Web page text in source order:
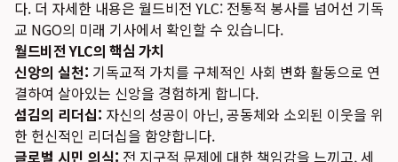
다. 더 자세한 내용은 월드비전 YLC: 전통적 봉사를 넘어선 기독
교 NGO의 미래 기사에서 확인할 수 있습니다.
월드비전 YLC의 핵심 가치
신앙의 실천: 기독교적 가치를 구체적인 사회 변화 활동으로 연
결하여 살아있는 신앙을 경험하게 합니다.
섬김의 리더십: 자신의 성공이 아닌, 공동체와 소외된 이웃을 위
한 헌신적인 리더십을 함양합니다.
글로벌 시민 의식: 전 지구적 문제에 대한 책임감을 느끼고, 세